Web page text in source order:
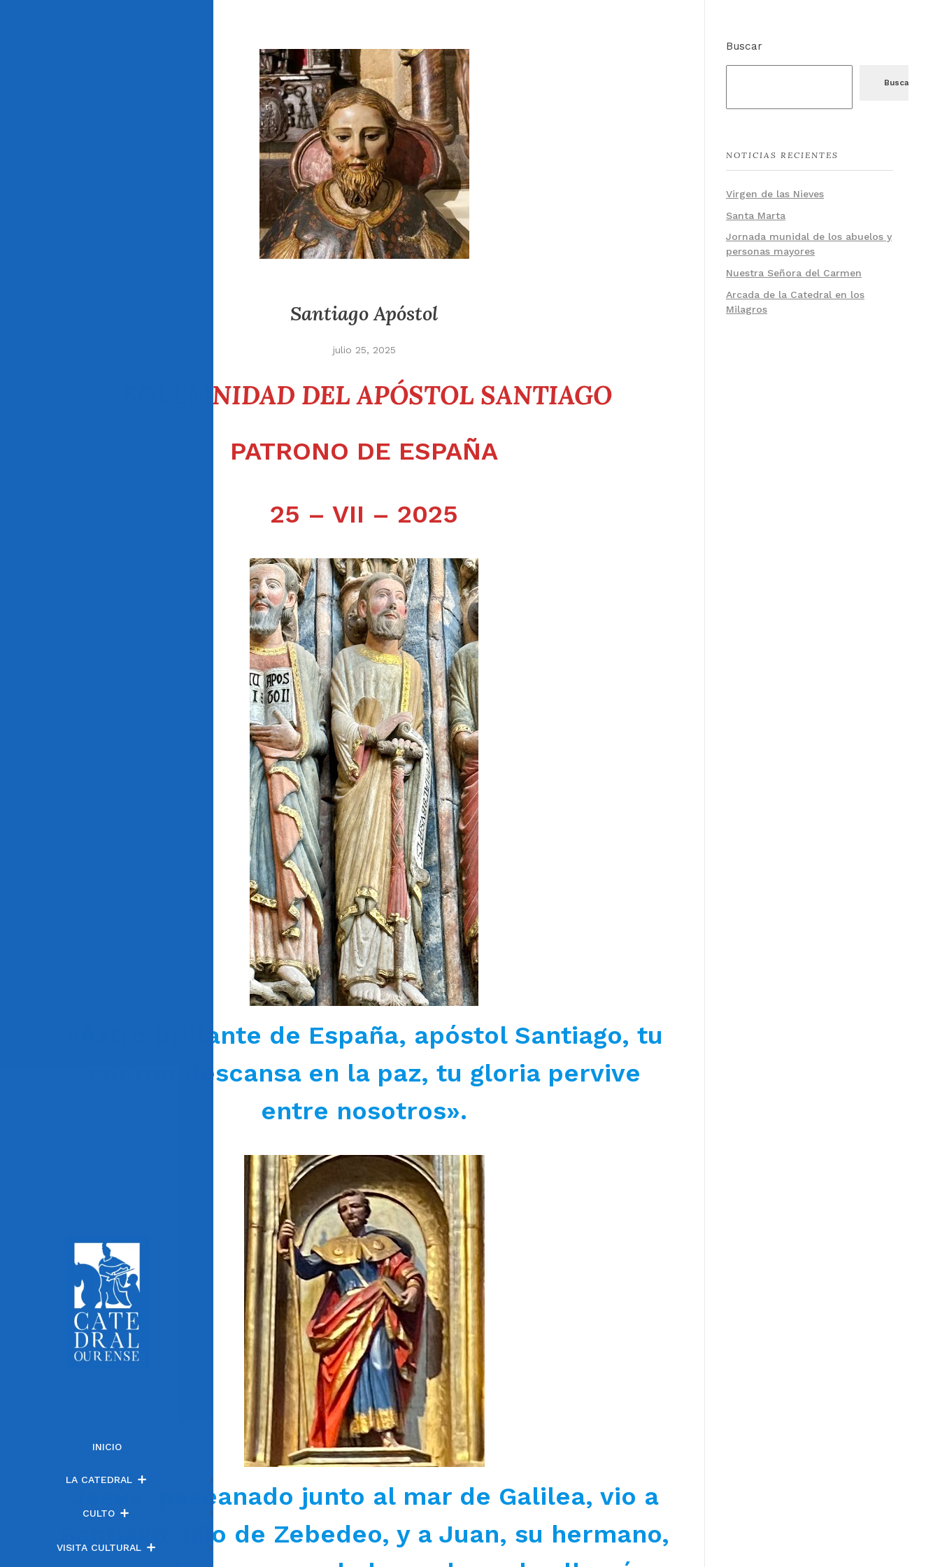
INICIO
LA CATEDRAL
CULTO
VISITA CULTURAL
Santiago Apóstol
julio 25, 2025
SOLEMNIDAD DEL APÓSTOL SANTIAGO
PATRONO DE ESPAÑA
25 – VII – 2025
«Astro brillante de España, apóstol Santiago, tu
cuerpo descansa en la paz, tu gloria pervive
entre nosotros».
Jesús, paseanado junto al mar de Galilea, vio a
Santiago, hijo de Zebedeo, y a Juan, su hermano,
Buscar
Buscar
NOTICIAS RECIENTES
Virgen de las Nieves
Santa Marta
Jornada munidal de los abuelos y
personas mayores
Nuestra Señora del Carmen
Arcada de la Catedral en los
Milagros